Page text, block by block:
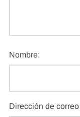
Nombre:
Dirección de